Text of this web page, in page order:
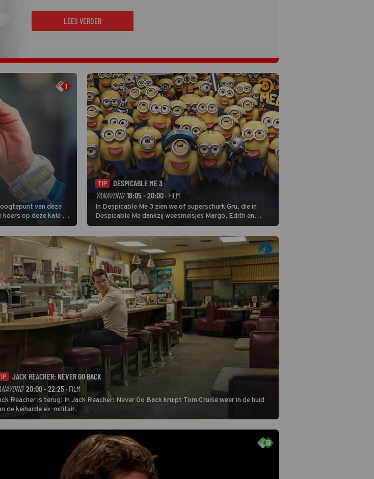
LEES VERDER
van deze
op deze kale col
TIP
DESPICABLE ME 3
VANAVOND 18:05 - 20:00 · FILM
In Despicable Me 3 zien we of superschurk Gru, die in
Despicable Me dankzij weesmeisjes Margo, Edith en
Agnes de overstap naar het rechte pad maakte, ook op
dat pad weet te blijven.
JACK REACHER: NEVER GO BACK
20:00 - 22:25· FILM
Reacher is terug! In Jack Reacher: Never Go Back kruipt Tom Cruise weer in de huid
de keiharde ex-militair.